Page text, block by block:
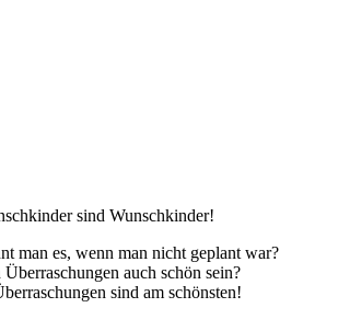
sind Wunschkinder!
man es, wenn man nicht geplant war?
auch schön sein?
sind am schönsten!